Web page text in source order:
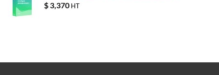
$ 3,370 HT